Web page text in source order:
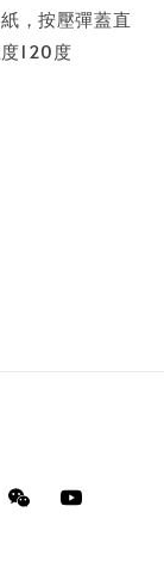
，按壓彈蓋直
120度